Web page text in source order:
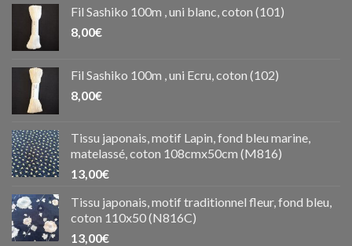
Fil Sashiko 100m , uni blanc, coton (101)
8,00€
Fil Sashiko 100m , uni Ecru, coton (102)
8,00€
Tissu japonais, motif Lapin, fond bleu marine,
matelassé, coton 108cmx50cm (M816)
13,00€
Tissu japonais, motif traditionnel fleur, fond bleu,
coton 110x50 (N816C)
13,00€